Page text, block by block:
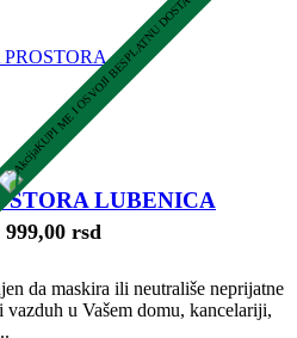
LUBENICA
999,00 rsd
da maskira ili neutrališe neprijatne
vazduh u Vašem domu, kancelariji,